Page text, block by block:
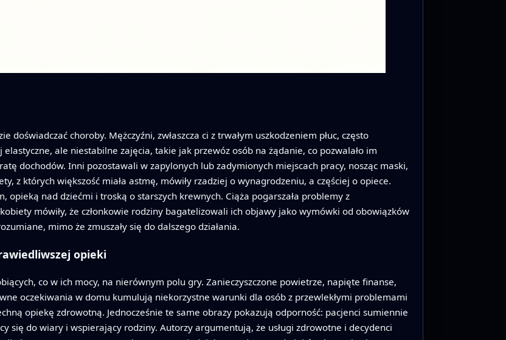
doświadczać choroby. Mężczyźni, zwłaszcza ci z trwałym uszkodzeniem płuc, często
ale niestabilne zajęcia, takie jak przewóz osób na żądanie, co pozwalało im
dochodów. Inni pozostawali w zapylonych lub zadymionych miejscach pracy, nosząc maski,
z których większość miała astmę, mówiły rzadziej o wynagrodzeniu, a częściej o opiece.
opieką nad dziećmi i troską o starszych krewnych. Ciąża pogarszała problemy z
mówiły, że członkowie rodziny bagatelizowali ich objawy jako wymówki od obowiązków
mimo że zmuszały się do dalszego działania.
opieki
co w ich mocy, na nierównym polu gry. Zanieczyszczone powietrze, napięte finanse,
oczekiwania w domu kumulują niekorzystne warunki dla osób z przewlekłymi problemami
opiekę zdrowotną. Jednocześnie te same obrazy pokazują odporność: pacjenci sumiennie
się do wiary i wspierający rodziny. Autorzy argumentują, że usługi zdrowotne i decydenci